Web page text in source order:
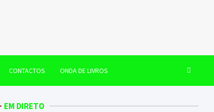
CONTACTOS ONDA DE LIVROS
EM DIRETO